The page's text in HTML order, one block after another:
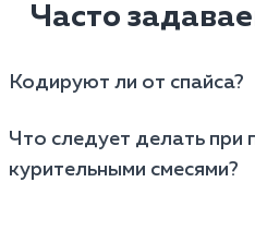
Часто
Кодируют ли от спайса?
лечения, но его
индивидуальных
Что следует делать при
курительными смесями?